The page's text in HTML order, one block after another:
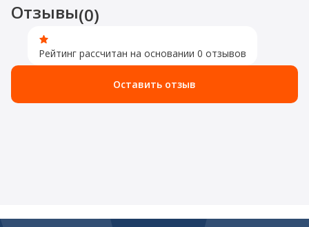
Отзывы(0)
Рейтинг рассчитан на основании 0 отзывов
Оставить отзыв